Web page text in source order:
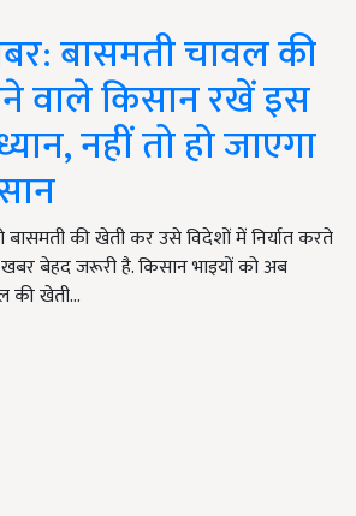
बासमती चावल की
वाले किसान रखें इस
नहीं तो हो जाएगा
की खेती कर उसे विदेशों में निर्यात करते
बेहद जरूरी है. किसान भाइयों को अब
की खेती…